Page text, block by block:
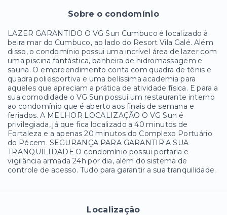
Sobre o condomínio
LAZER GARANTIDO O VG Sun Cumbuco é localizado à
beira mar do Cumbuco, ao lado do Resort Vila Galé. Além
disso, o condomínio possui uma incrível área de lazer com
uma piscina fantástica, banheira de hidromassagem e
sauna. O empreendimento conta com quadra de tênis e
quadra poliesportiva e uma belíssima academia para
aqueles que apreciam a prática de atividade física. E para a
sua comodidade o VG Sun possui um restaurante interno
ao condomínio que é aberto aos finais de semana e
feriados. A MELHOR LOCALIZAÇÃO O VG Sun é
privilegiada, já que fica localizado a 40 minutos de
Fortaleza e a apenas 20 minutos do Complexo Portuário
do Pécem. SEGURANÇA PARA GARANTIR A SUA
TRANQUILIDADE O condomínio possui portaria e
vigilância armada 24h por dia, além do sistema de
controle de acesso. Tudo para garantir a sua tranquilidade.
Localização